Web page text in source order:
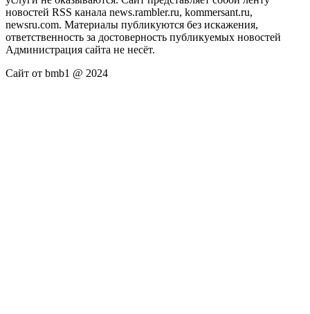
новостей RSS канала news.rambler.ru, kommersant.ru,
newsru.com. Материалы публикуются без искажения,
ответственность за достоверность публикуемых новостей
Администрация сайта не несёт.
Сайт от bmb1 @ 2024